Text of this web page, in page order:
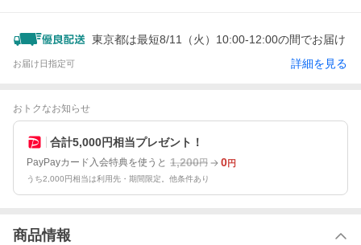
東京都は最短8/11（火）10:00-12:00の間でお届け
お届け日指定可 詳細を見る
おトクなお知らせ
合計5,000円相当プレゼント！
PayPayカード入会特典を使うと 1,200円 0円
うち2,000円相当は利用先・期間限定。他条件あり
商品情報